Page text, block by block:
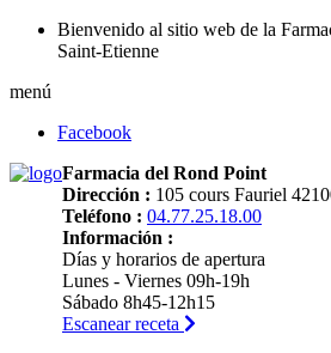
Bienvenido al sitio web de la
Saint-Etienne
menú
Facebook
Farmacia del Rond Point
Dirección : 105 cours Fauriel
Teléfono : 04.77.25.18.00
Información :
Días y horarios de apertura
Lunes - Viernes 09h-19h
Sábado 8h45-12h15
Escanear receta